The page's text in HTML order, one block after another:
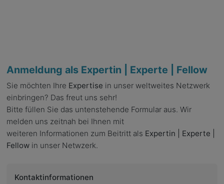
Anmeldung als Expertin | Experte | Fellow
Sie möchten Ihre Expertise in unser weltweites Netzwerk
einbringen? Das freut uns sehr!
Bitte füllen Sie das untenstehende Formular aus. Wir
melden uns zeitnah bei Ihnen mit
weiteren Informationen zum Beitritt als Expertin | Experte |
Fellow in unser Netwzerk.
Kontaktinformationen